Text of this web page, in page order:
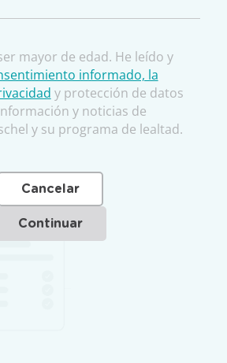
mayor de edad. He leído y
informado, la
y protección de datos
y noticias de
y su programa de lealtad.
Cancelar
Continuar